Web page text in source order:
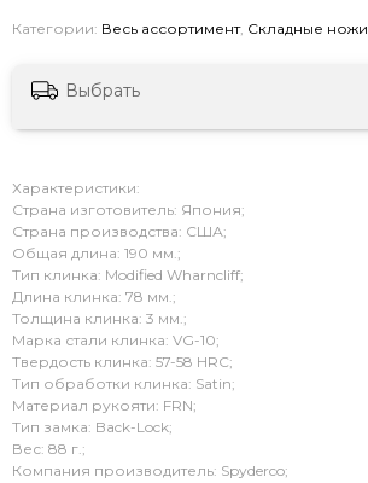
Категории: Весь ассортимент, Складные ножи
Выбрать
Характеристики:
Страна изготовитель: Япония;
Страна производства: США;
Общая длина: 190 мм.;
Тип клинка: Modified Wharncliff;
Длина клинка: 78 мм.;
Толщина клинка: 3 мм.;
Марка стали клинка: VG-10;
Твердость клинка: 57-58 HRC;
Тип обработки клинка: Satin;
Материал рукояти: FRN;
Тип замка: Back-Lock;
Вес: 88 г.;
Компания производитель: Spyderco;